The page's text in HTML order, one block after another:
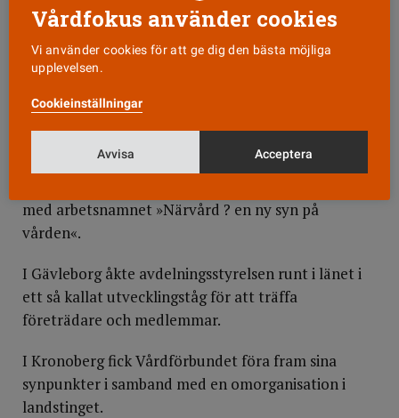
Vårdförbundets lokala avdelningar i hela landet
få gehör för den vårdpolitiska idén.
Några andra exempel:
samarbete med teatergruppen Team K från
med arbetsnamnet »Närvård ? en ny syn på
vården«.
I Gävleborg åkte avdelningsstyrelsen runt i länet i
ett så kallat utvecklingståg för att träffa
företrädare och medlemmar.
I Kronoberg fick Vårdförbundet föra fram sina
synpunkter i samband med en omorganisation i
landstinget.
Vårdfokus använder cookies
Vi använder cookies för att ge dig den bästa möjliga
upplevelsen.
Cookieinställningar
Avvisa Acceptera